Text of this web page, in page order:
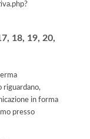
18, 19, 20,
riguardano,
in forma
presso